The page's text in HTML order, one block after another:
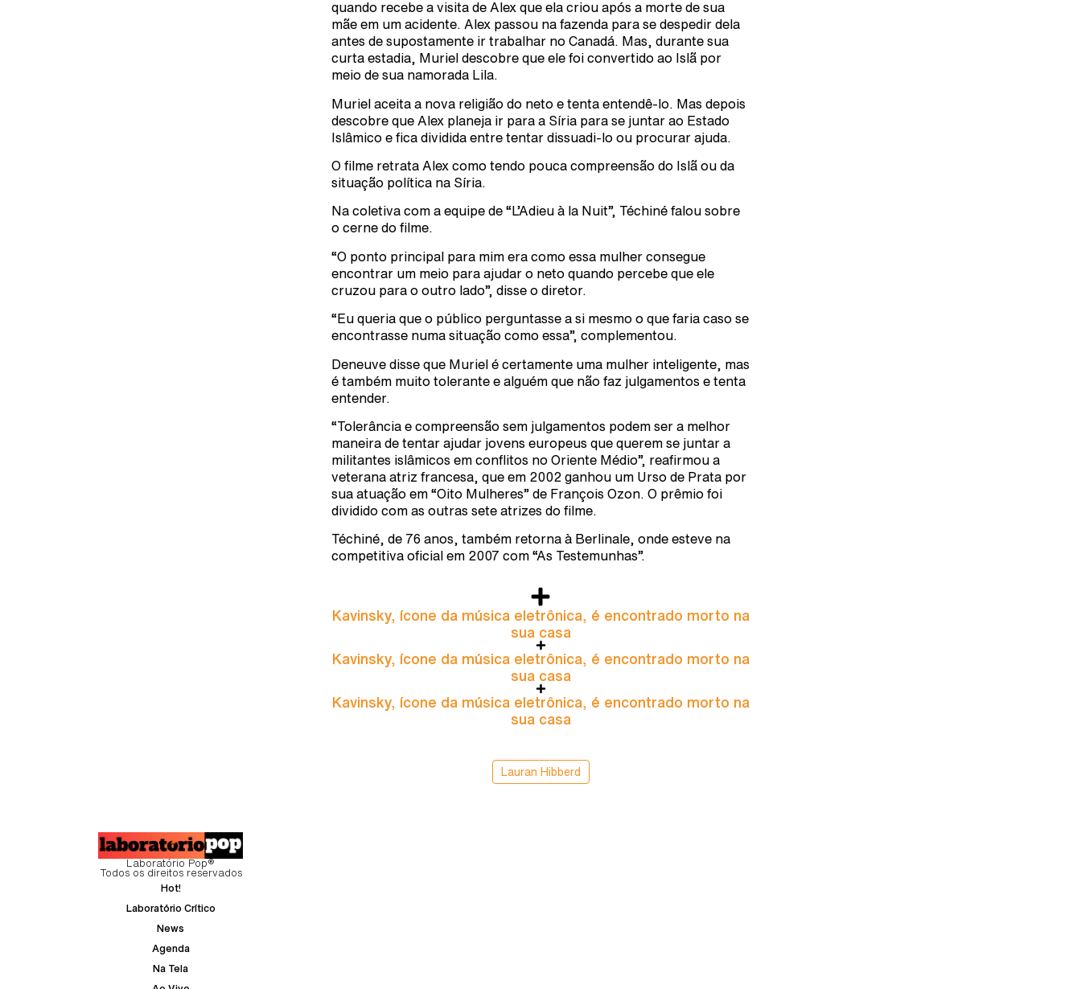
quando recebe a visita de Alex que ela criou após a morte de sua
mãe em um acidente. Alex passou na fazenda para se despedir dela
antes de supostamente ir trabalhar no Canadá. Mas, durante sua
curta estadia, Muriel descobre que ele foi convertido ao Islã por
meio de sua namorada Lila.
Muriel aceita a nova religião do neto e tenta entendê-lo. Mas depois
descobre que Alex planeja ir para a Síria para se juntar ao Estado
Islâmico e fica dividida entre tentar dissuadi-lo ou procurar ajuda.
O filme retrata Alex como tendo pouca compreensão do Islã ou da
situação política na Síria.
Na coletiva com a equipe de “L’Adieu à la Nuit”, Téchiné falou sobre
o cerne do filme.
“O ponto principal para mim era como essa mulher consegue
encontrar um meio para ajudar o neto quando percebe que ele
cruzou para o outro lado”, disse o diretor.
“Eu queria que o público perguntasse a si mesmo o que faria caso se
encontrasse numa situação como essa”, complementou.
Deneuve disse que Muriel é certamente uma mulher inteligente, mas
é também muito tolerante e alguém que não faz julgamentos e tenta
entender.
“Tolerância e compreensão sem julgamentos podem ser a melhor
maneira de tentar ajudar jovens europeus que querem se juntar a
militantes islâmicos em conflitos no Oriente Médio”, reafirmou a
veterana atriz francesa, que em 2002 ganhou um Urso de Prata por
sua atuação em “Oito Mulheres” de François Ozon. O prêmio foi
dividido com as outras sete atrizes do filme.
Téchiné, de 76 anos, também retorna à Berlinale, onde esteve na
competitiva oficial em 2007 com “As Testemunhas”.
Kavinsky, ícone da música eletrônica, é encontrado morto na
sua casa
Kavinsky, ícone da música eletrônica, é encontrado morto na
sua casa
Kavinsky, ícone da música eletrônica, é encontrado morto na
sua casa
Lauran Hibberd
Laboratório Pop®
Todos os direitos reservados
Hot!
Laboratório Crítico
News
Agenda
Na Tela